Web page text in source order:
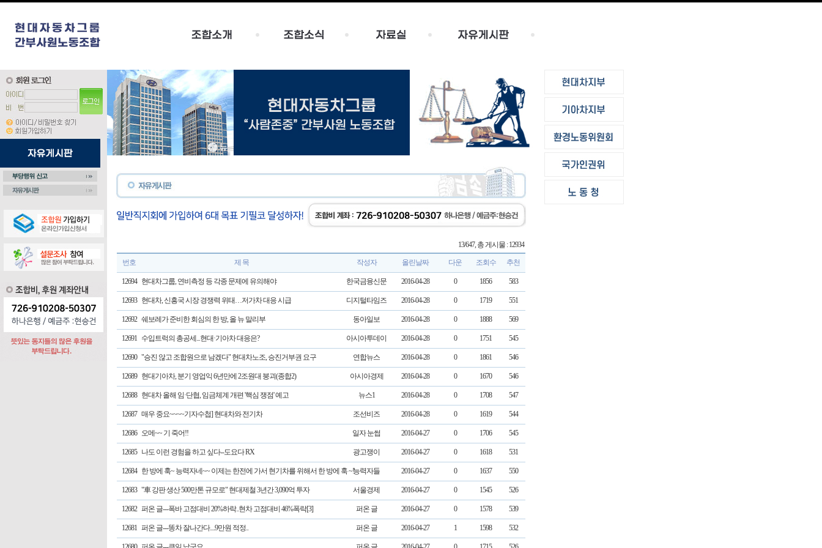
13/647, 총 게시물 : 12934
번호 제 목 작성자 올린날짜 다운 조회수 추천
12694 현대차그룹, 연비측정 등 각종 문제에 유의해야 한국금융신문 2016-04-28 0 1856 583
12693 현대차, 신흥국 시장 경쟁력 위태…저가차 대응 시급 디지털타임즈 2016-04-28 0 1719 551
12692 쉐보레가 준비한 회심의 한 방, 올 뉴 말리부 동아일보 2016-04-28 0 1888 569
12691 수입트럭의 총공세...현대·기아차 대응은? 아시아투데이 2016-04-28 0 1751 545
12690 "승진 않고 조합원으로 남겠다" 현대차노조, 승진거부권 요구 연합뉴스 2016-04-28 0 1861 546
12689 현대기아차, 분기 영업익 6년만에 2조원대 붕괴(종합2) 아시아경제 2016-04-28 0 1670 546
12688 현대차 올해 임·단협, 임금체계 개편 '핵심 쟁점' 예고 뉴스1 2016-04-28 0 1708 547
12687 매우 중요~~~~기자수첩] 현대차와 전기차 조선비즈 2016-04-28 0 1619 544
12686 오메~~ 기 죽어!! 일자 눈썹 2016-04-27 0 1706 545
12685 나도 이런 경험을 하고 싶다--도요다 RX 광고쟁이 2016-04-27 0 1618 531
12684 한 방에 훅~ 능력자네~~ 이제는 한전에 가서 현기차를 위해서 한 방에 훅 ~!능력자들 2016-04-27 0 1637 550
12683 "車 강판 생산 500만톤 규모로" 현대제철 3년간 3,090억 투자 서울경제 2016-04-27 0 1545 526
12682 퍼온 글---폭바 고점대비 20%하락..현차 고점대비 46%폭락[3] 퍼온 글 2016-04-27 0 1578 539
12681 퍼온 글---똥차 잘나간다....9만원 적정.. 퍼온 글 2016-04-27 1 1598 532